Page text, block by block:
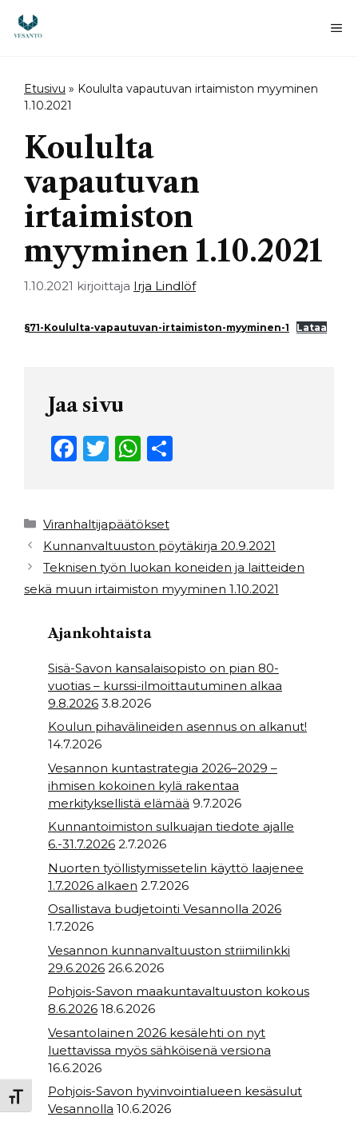
Toggle Font size
sisältöön
Etusivu » Koululta vapautuvan irtaimiston myyminen
1.10.2021
Koululta
vapautuvan
irtaimiston
myyminen 1.10.2021
1.10.2021 kirjoittaja Irja Lindlöf
§71-Koululta-vapautuvan-irtaimiston-myyminen-1 Lataa
Jaa sivu
F
e
b
o
o
k
T
t
e
r
W
ts
A
p
p
Kategoriat
Viranhaltijapäätökset
Kunnanvaltuuston pöytäkirja 20.9.2021
Teknisen työn luokan koneiden ja laitteiden
sekä muun irtaimiston myyminen 1.10.2021
Ajankohtaista
Sisä-Savon kansalaisopisto on pian 80-
vuotias – kurssi-ilmoittautuminen alkaa
9.8.2026 3.8.2026
Koulun pihavälineiden asennus on alkanut!
14.7.2026
Vesannon kuntastrategia 2026–2029 –
ihmisen kokoinen kylä rakentaa
merkityksellistä elämää 9.7.2026
Kunnantoimiston sulkuajan tiedote ajalle
6.-31.7.2026 2.7.2026
Nuorten työllistymissetelin käyttö laajenee
1.7.2026 alkaen 2.7.2026
Osallistava budjetointi Vesannolla 2026
1.7.2026
Vesannon kunnanvaltuuston striimilinkki
29.6.2026 26.6.2026
Pohjois-Savon maakuntavaltuuston kokous
8.6.2026 18.6.2026
Vesantolainen 2026 kesälehti on nyt
luettavissa myös sähköisenä versiona
16.6.2026
Pohjois-Savon hyvinvointialueen kesäsulut
Vesannolla 10.6.2026